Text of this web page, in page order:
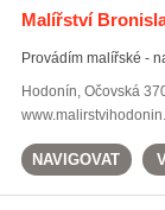
Malířství
Provádím malířské -
Hodonín, Očovská
NAVIGOVAT